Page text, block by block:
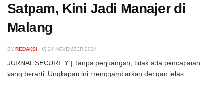
Satpam, Kini Jadi Manajer di
Malang
BY REDAKSI 24 NOVEMBER 2024
JURNAL SECURITY | Tanpa perjuangan, tidak ada pencapaian
yang berarti. Ungkapan ini menggambarkan dengan jelas...